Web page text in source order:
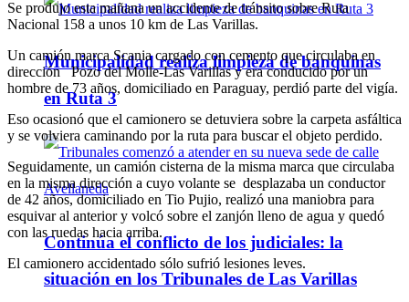
Municipalidad realiza limpieza de banquinas
en Ruta 3
Continúa el conflicto de los judiciales: la
situación en los Tribunales de Las Varillas
Se produjo esta mañana un accidente de tránsito sobre Ruta
Nacional 158 a unos 10 km de Las Varillas.
Un camión marca Scania cargado con cemento que circulaba en
dirección Pozo del Molle-Las Varillas y era conducido por un
hombre de 73 años, domiciliado en Paraguay, perdió parte del vigía.
Eso ocasionó que el camionero se detuviera sobre la carpeta asfáltica
y se volviera caminando por la ruta para buscar el objeto perdido.
Seguidamente, un camión cisterna de la misma marca que circulaba
en la misma dirección a cuyo volante se desplazaba un conductor
de 42 años, domiciliado en Tio Pujio, realizó una maniobra para
esquivar al anterior y volcó sobre el zanjón lleno de agua y quedó
con las ruedas hacia arriba.
El camionero accidentado sólo sufrió lesiones leves.